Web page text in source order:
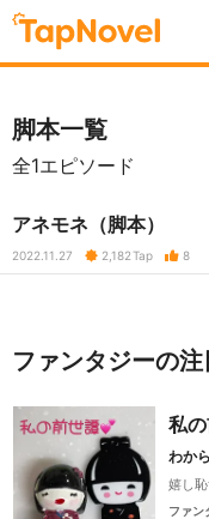
脚本一覧
全1エピソード
アネモネ（脚本）
2022.11.27 2,182Tap 8
ファンタジーの
私
わか
嬉し
ファン